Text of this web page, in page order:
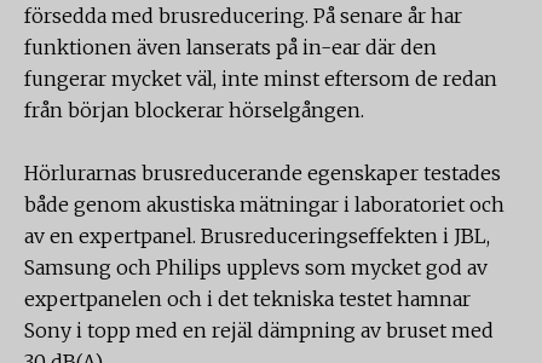
försedda med brusreducering. På senare år har
funktionen även lanserats på in-ear där den
fungerar mycket väl, inte minst eftersom de redan
från början blockerar hörselgången.
Hörlurarnas brusreducerande egenskaper testades
både genom akustiska mätningar i laboratoriet och
av en expertpanel. Brusreduceringseffekten i JBL,
Samsung och Philips upplevs som mycket god av
expertpanelen och i det tekniska testet hamnar
Sony i topp med en rejäl dämpning av bruset med